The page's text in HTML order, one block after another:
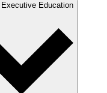
Executive Education